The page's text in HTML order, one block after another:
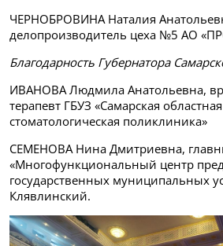
ЧЕРНОБРОВИНА Наталия
делопроизводитель цеха №5 АО
Благодарность Губернатора
ИВАНОВА Людмила Анатольевна,
терапевт ГБУЗ «Самарская
стоматологическая поликлиника»
СЕМЕНОВА Нина Дмитриевна,
«Многофункциональный центр
государственных муниципальных
Клявлинский.